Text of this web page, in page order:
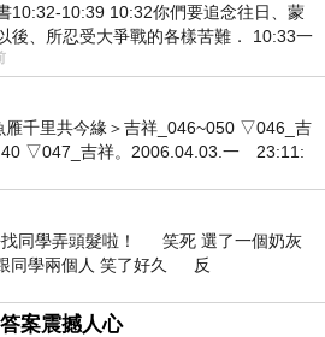
10:32-10:39 10:32你們要追念往日、蒙
後、所忍受大爭戰的各樣苦難． 10:33一
、遭患難、成了戲景、叫眾人
雁千里共今緣＞吉祥_046~050 ▽046_吉
▽047_吉祥。2006.04.03.一 23:11:
找同學弄頭髮啦！ 笑死 選了一個奶灰
同學兩個人 笑了好久 反
案震撼人心